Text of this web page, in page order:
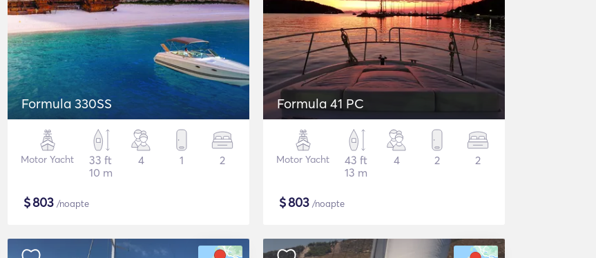
Formula 330SS
Motor Yacht
33 ft
10 m
4 1 2
$803 /noapte
Formula 41 PC
Motor Yacht
43 ft
13 m
4 2 2
$803 /noapte